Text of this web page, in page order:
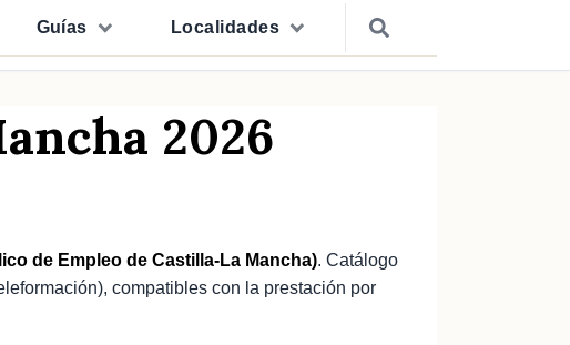
Guías Localidades
2026
de Empleo de Castilla-La Mancha). Catálogo
compatibles con la prestación por